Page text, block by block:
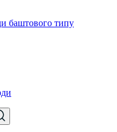
баштового типу